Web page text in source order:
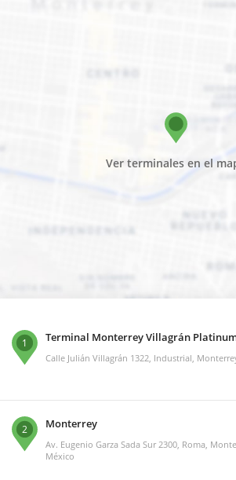
Ver terminales en el
1 Terminal Monterrey Villagrán
Calle Julián Villagrán 1322, Industrial,
2 Monterrey
Av. Eugenio Garza Sada Sur 2300, Roma,
México